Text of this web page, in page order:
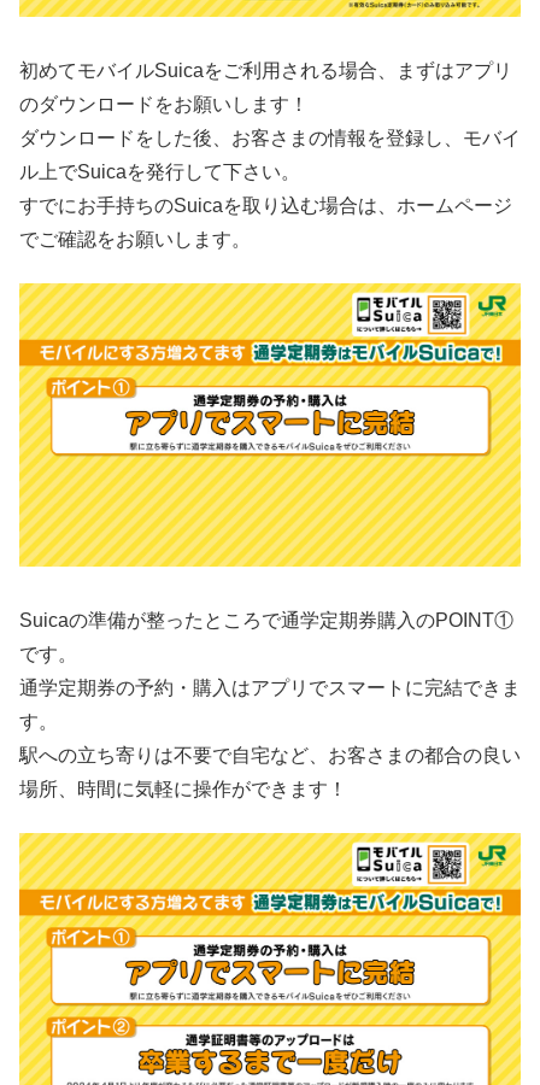
初めてモバイルSuicaをご利用される場合、まずはアプリ
のダウンロードをお願いします！
ダウンロードをした後、お客さまの情報を登録し、モバイ
ル上でSuicaを発行して下さい。
すでにお手持ちのSuicaを取り込む場合は、ホームページ
でご確認をお願いします。
Suicaの準備が整ったところで通学定期券購入のPOINT①
です。
通学定期券の予約・購入はアプリでスマートに完結できま
す。
駅への立ち寄りは不要で自宅など、お客さまの都合の良い
場所、時間に気軽に操作ができます！